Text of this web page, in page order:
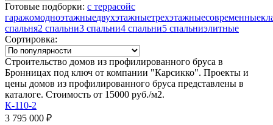
Готовые подборки: с террасойс
гаражомодноэтажныедвухэтажныетрехэтажныесовременные
спальня2 спальни3 спальни4 спальни5 спальниэлитные
Сортировка:
Строительство домов из профилированного бруса в
Бронницах под ключ от компании "Карсикко". Проекты и
цены домов из профилированного бруса представлены в
каталоге. Стоимость от 15000 руб./м2.
К-110-2
3 795 000 ₽